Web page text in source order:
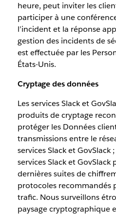
heure, peut inviter les
participer à une
l’incident et la réponse
gestion des incidents de
est effectuée par les
États-Unis.
Cryptage des données
Les services Slack et
produits de cryptage
protéger les Données
transmissions entre le
services Slack et GovSlack
services Slack et
dernières suites de
protocoles recommandés
trafic. Nous surveillons
paysage cryptographique